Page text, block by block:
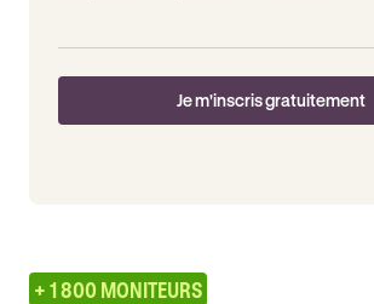
Je m'inscris gratuitement
+ 1 800 MONITEURS